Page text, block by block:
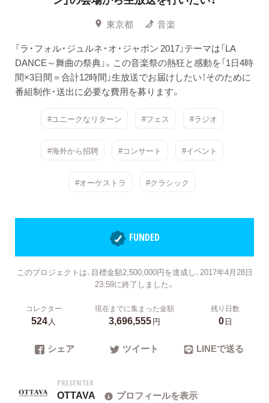
東京都
音楽
「ラ・フォル・ジュルネ・オ・ジャポン 2017」テーマは「LA
DANCE～舞曲の祭典」。この音楽祭の熱狂と感動を「1日4時
間×3日間＝合計12時間」生放送でお届けしたい！そのために
番組制作・送出に必要な費用を募ります。
#ユニークなリターン #フェス #ラジオ
#海外から招聘 #コンサート #イベント
#オーケストラ #クラシック
FUNDED
このプロジェクトは、目標金額2,500,000円を達成し、2017年4月28日
23:59に終了しました。
コレクター
524人
現在までに集まった金額
3,696,555円
残り日数
0日
シェア ツイート LINEで送る
PRESENTER
OTTAVA プロフィールを表示